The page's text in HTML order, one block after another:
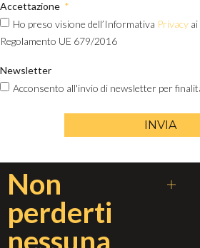
Accettazione
Ho preso visione dell’Informativa Privacy
Regolamento UE 679/2016
Newsletter
Acconsento all'invio di newsletter per
INVIA
Non
perderti
nessuna